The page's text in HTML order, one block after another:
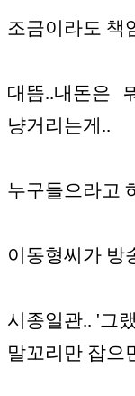
조금이라도 책
대뜸..내돈은
냥거리는게..
누구들으라고
이동형씨가 방
시종일관.. '그
말꼬리만 잡으